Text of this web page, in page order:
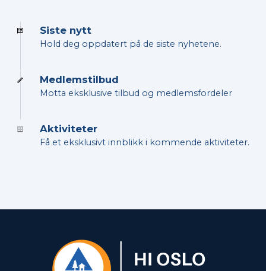
Siste nytt
Hold deg oppdatert på de siste nyhetene.
Medlemstilbud
Motta eksklusive tilbud og medlemsfordeler
Aktiviteter
Få et eksklusivt innblikk i kommende aktiviteter.